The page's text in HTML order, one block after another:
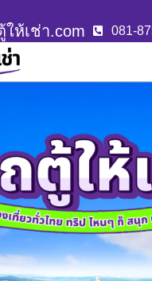
ให้เช่า.com 081-